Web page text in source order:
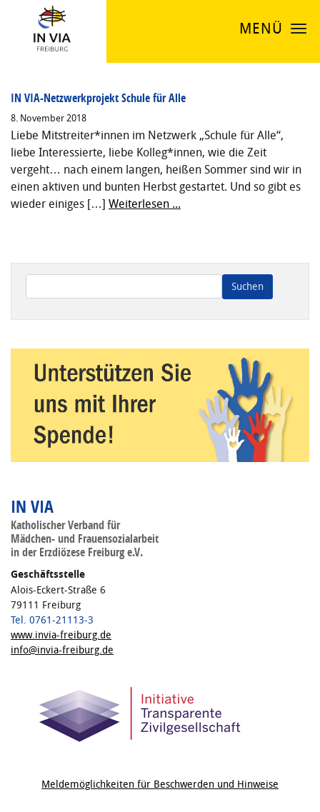
MENÜ
IN VIA-Netzwerkprojekt Schule für Alle
8. November 2018
Liebe Mitstreiter*innen im Netzwerk „Schule für Alle“,
liebe Interessierte, liebe Kolleg*innen, wie die Zeit
vergeht… nach einem langen, heißen Sommer sind wir in
einen aktiven und bunten Herbst gestartet. Und so gibt es
wieder einiges […] Weiterlesen ...
IN VIA
Katholischer Verband für
Mädchen- und Frauensozialarbeit
in der Erzdiözese Freiburg e.V.
Geschäftsstelle
Alois-Eckert-Straße 6
79111 Freiburg
Tel. 0761-21113-3
www.invia-freiburg.de
info@invia-freiburg.de
Meldemöglichkeiten für Beschwerden und Hinweise